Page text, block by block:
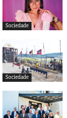
Sociedade
Sociedade